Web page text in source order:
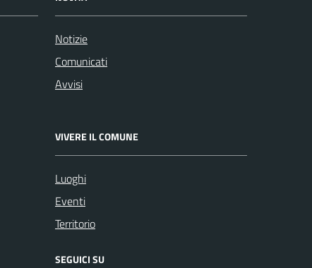
Notizie
Comunicati
Avvisi
VIVERE IL COMUNE
Luoghi
Eventi
Territorio
SEGUICI SU